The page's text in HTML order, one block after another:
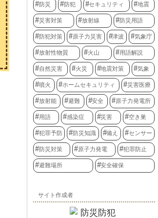
防災 防犯 セキュリティ 地震
災害対策 放射線 防災用語
防犯対策 原子力災害 津波 気象庁
放射性物質 火山 用語解説
自然災害 火災 地震対策 気象
噴火 ホームセキュリティ 災害医療
放射能 避難 安全 原子力発電所
用語 感染症 災害 空き巣
犯罪予防 防災知識 備え センサー
防災対策 原子力発電 犯罪防止
避難場所 安全確保
サイト作成者